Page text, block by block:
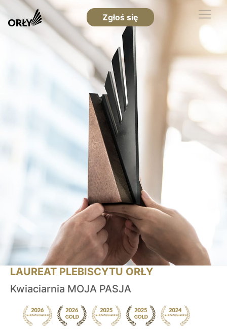
Zgłoś się
LAUREAT PLEBISCYTU ORŁY
Kwiaciarnia MOJA PASJA